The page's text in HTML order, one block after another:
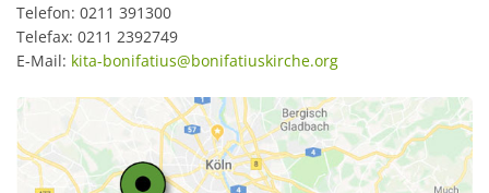
Telefon: 0211 391300
Telefax: 0211 2392749
E-Mail: kita-bonifatius@bonifatiuskirche.org